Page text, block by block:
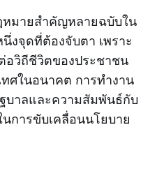
มายสำคัญหลายฉบับใน
งจุดที่ต้องจับตา เพราะ
วิถีชีวิตของประชาชน
ศในอนาคต การทำงาน
บาลและความสัมพันธ์กับ
การขับเคลื่อนนโยบาย